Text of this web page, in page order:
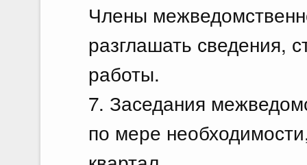
Члены
разглашать сведения,
работы.
7. Заседания
по мере